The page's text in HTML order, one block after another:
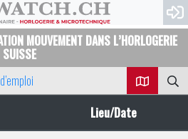
MOUVEMENT DANS L’HORLOGERIE
SUISSE
Lieu/Date